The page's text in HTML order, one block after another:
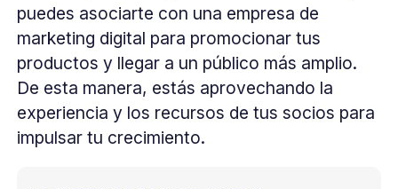
puedes asociarte con una empresa de
marketing digital para promocionar tus
productos y llegar a un público más amplio.
De esta manera, estás aprovechando la
experiencia y los recursos de tus socios para
impulsar tu crecimiento.